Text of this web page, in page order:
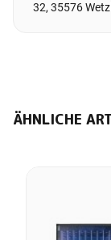
32, 35576
ÄHNLICHE